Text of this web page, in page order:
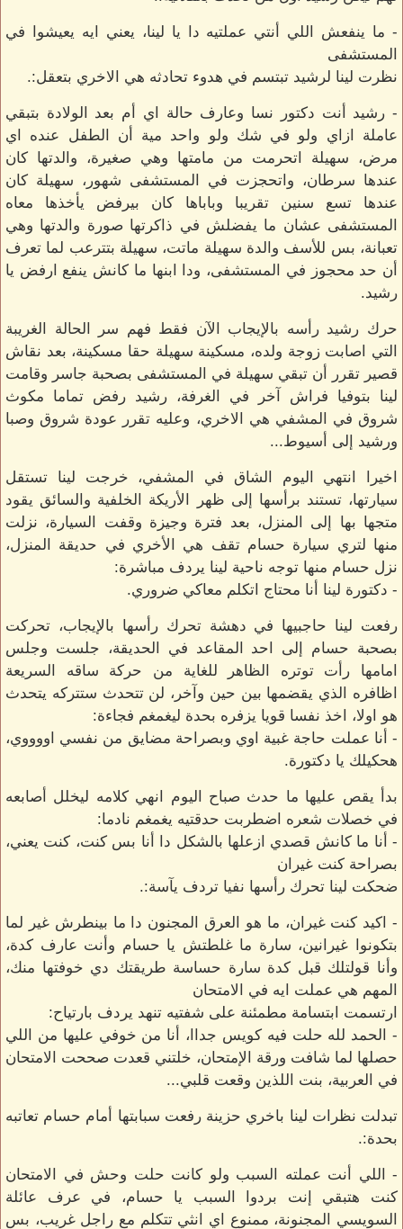
- ما ينفعش اللي أنتي عملتيه دا يا لينا، يعني ايه يعيشوا في
المستشفى
نظرت لينا لرشيد تبتسم في هدوء تحادثه هي الاخري بتعقل:.
- رشيد أنت دكتور نسا وعارف حالة اي أم بعد الولادة بتبقي
عاملة ازاي ولو في شك ولو واحد مية أن الطفل عنده اي
مرض، سهيلة اتحرمت من مامتها وهي صغيرة، والدتها كان
عندها سرطان، واتحجزت في المستشفى شهور، سهيلة كان
عندها تسع سنين تقريبا وباباها كان بيرفض يأخذها معاه
المستشفى عشان ما يفضلش في ذاكرتها صورة والدتها وهي
تعبانة، بس للأسف والدة سهيلة ماتت، سهيلة بتترعب لما تعرف
أن حد محجوز في المستشفى، ودا ابنها ما كانش ينفع ارفض يا
رشيد.
حرك رشيد رأسه بالإيجاب الآن فقط فهم سر الحالة الغريبة
التي اصابت زوجة ولده، مسكينة سهيلة حقا مسكينة، بعد نقاش
قصير تقرر أن تبقي سهيلة في المستشفى بصحبة جاسر وقامت
لينا بتوفيا فراش آخر في الغرفة، رشيد رفض تماما مكوث
شروق في المشفي هي الاخري، وعليه تقرر عودة شروق وصبا
ورشيد إلى أسيوط...
اخيرا انتهي اليوم الشاق في المشفي، خرجت لينا تستقل
سيارتها، تستند برأسها إلى ظهر الأريكة الخلفية والسائق يقود
متجها بها إلى المنزل، بعد فترة وجيزة وقفت السيارة، نزلت
منها لتري سيارة حسام تقف هي الأخري في حديقة المنزل،
نزل حسام منها توجه ناحية لينا يردف مباشرة:
- دكتورة لينا أنا محتاج اتكلم معاكي ضروري.
رفعت لينا حاجبيها في دهشة تحرك رأسها بالإيجاب، تحركت
بصحبة حسام إلى احد المقاعد في الحديقة، جلست وجلس
امامها رأت توتره الظاهر للغاية من حركة ساقه السريعة
اظافره الذي يقضمها بين حين وآخر، لن تتحدث ستتركه يتحدث
هو اولا، اخذ نفسا قويا يزفره بحدة ليغمغم فجاءة:
- أنا عملت حاجة غبية اوي وبصراحة مضايق من نفسي اووووي،
هحكيلك يا دكتورة.
بدأ يقص عليها ما حدث صباح اليوم انهي كلامه ليخلل أصابعه
في خصلات شعره اضطربت حدقتيه يغمغم نادما:
- أنا ما كانش قصدي ازعلها بالشكل دا أنا بس كنت، كنت يعني،
بصراحة كنت غيران
ضحكت لينا تحرك رأسها نفيا تردف يآسة:.
- اكيد كنت غيران، ما هو العرق المجنون دا ما بينطرش غير لما
بتكونوا غيرانين، سارة ما غلطتش يا حسام وأنت عارف كدة،
وأنا قولتلك قبل كدة سارة حساسة طريقتك دي خوفتها منك،
المهم هي عملت ايه في الامتحان
ارتسمت ابتسامة مطمئنة على شفتيه تنهد يردف بارتياح:
- الحمد لله حلت فيه كويس جداا، أنا من خوفي عليها من اللي
حصلها لما شافت ورقة الإمتحان، خلتني قعدت صححت الامتحان
في العربية، بنت اللذين وقعت قلبي...
تبدلت نظرات لينا باخري حزينة رفعت سبابتها أمام حسام تعاتبه
بحدة:.
- اللي أنت عملته السبب ولو كانت حلت وحش في الامتحان
كنت هتبقي إنت بردوا السبب يا حسام، في عرف عائلة
السويسي المجنونة، ممنوع اي انثي تتكلم مع راجل غريب، بس